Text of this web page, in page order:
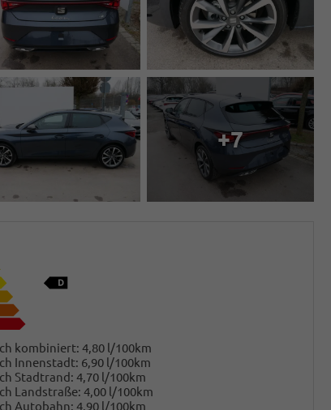
+7
kombiniert: 4,80 l/100km
Innenstadt: 6,90 l/100km
Stadtrand: 4,70 l/100km
Landstraße: 4,00 l/100km
Autobahn: 4,90 l/100km